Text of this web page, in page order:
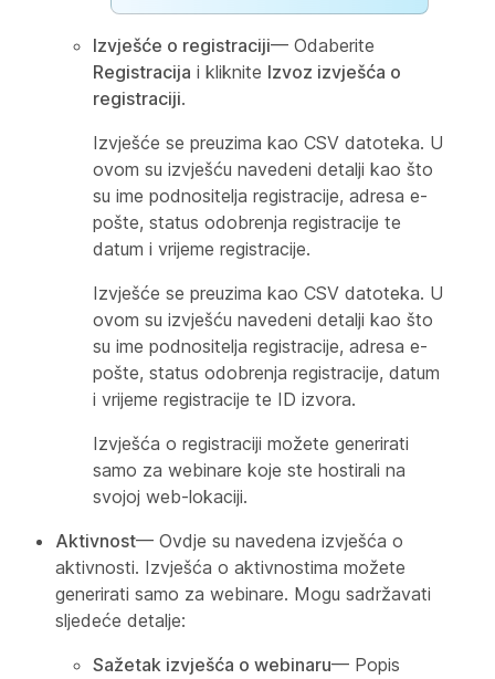
Izvješće o registraciji— Odaberite
Registracija i kliknite Izvoz izvješća o
registraciji.
Izvješće se preuzima kao CSV datoteka. U
ovom su izvješću navedeni detalji kao što
su ime podnositelja registracije, adresa e-
pošte, status odobrenja registracije te
datum i vrijeme registracije.
Izvješće se preuzima kao CSV datoteka. U
ovom su izvješću navedeni detalji kao što
su ime podnositelja registracije, adresa e-
pošte, status odobrenja registracije, datum
i vrijeme registracije te ID izvora.
Izvješća o registraciji možete generirati
samo za webinare koje ste hostirali na
svojoj web-lokaciji.
Aktivnost— Ovdje su navedena izvješća o
aktivnosti. Izvješća o aktivnostima možete
generirati samo za webinare. Mogu sadržavati
sljedeće detalje:
Sažetak izvješća o webinaru— Popis